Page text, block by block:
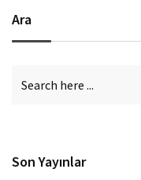
Ara
Son Yayınlar